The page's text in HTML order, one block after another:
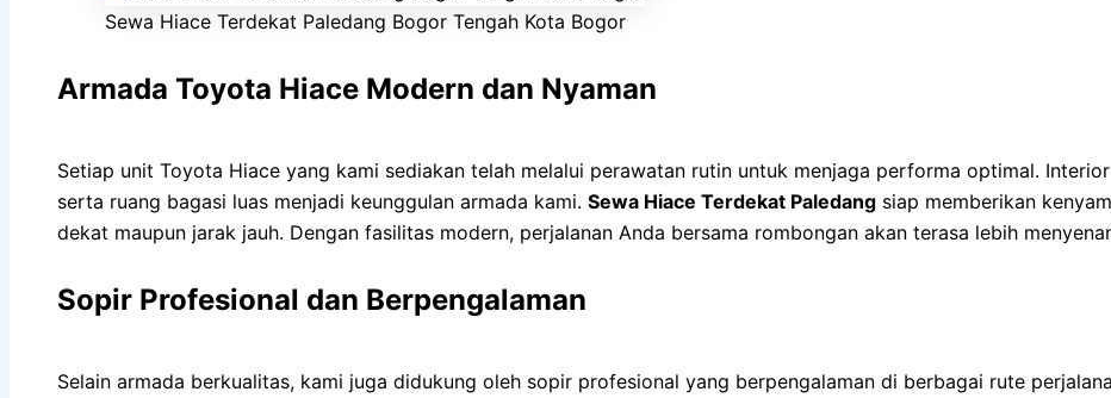
Sewa Hiace Terdekat Paledang Bogor Tengah Kota Bogor
Armada Toyota Hiace Modern dan Nyaman
Setiap unit Toyota Hiace yang kami sediakan telah melalui perawatan rutin untuk menjaga performa optimal.
serta ruang bagasi luas menjadi keunggulan armada kami. Sewa Hiace Terdekat Paledang siap memberikan
dekat maupun jarak jauh. Dengan fasilitas modern, perjalanan Anda bersama rombongan akan terasa lebih
Sopir Profesional dan Berpengalaman
Selain armada berkualitas, kami juga didukung oleh sopir profesional yang berpengalaman di berbagai rute